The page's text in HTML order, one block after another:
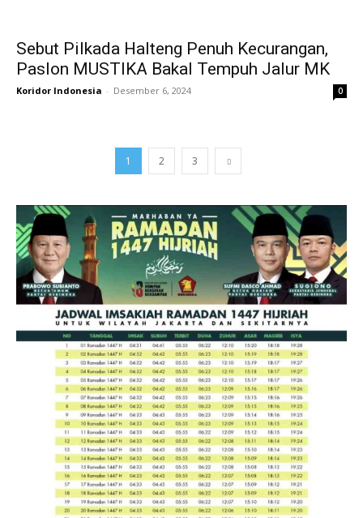
Sebut Pilkada Halteng Penuh Kecurangan,
Paslon MUSTIKA Bakal Tempuh Jalur MK
Koridor Indonesia - Desember 6, 2024 0
1 2 3